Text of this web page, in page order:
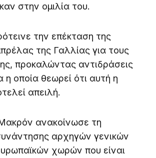
στην ομιλία του.
την επέκταση της
της Γαλλίας για τους
προκαλώντας αντιδράσεις
οποία θεωρεί ότι αυτή η
απειλή.
ανακοίνωσε τη
αρχηγών γενικών
χωρών που είναι